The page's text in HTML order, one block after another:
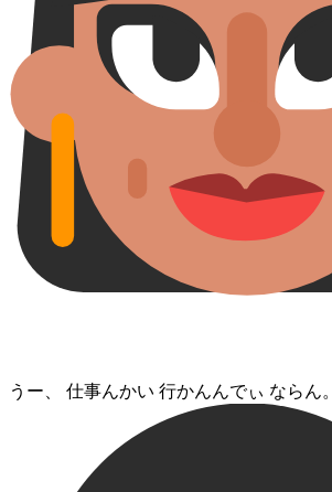
うー、 仕事⁠んかい 行かん⁠んでぃ ならん。